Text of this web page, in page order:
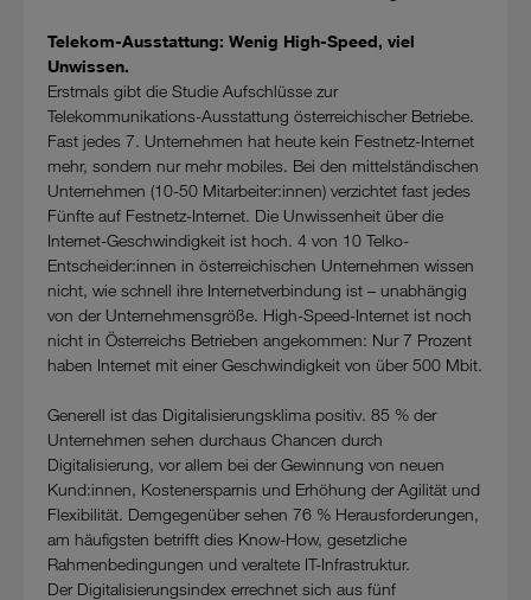
Telekom-Ausstattung: Wenig High-Speed, viel
Unwissen.
Erstmals gibt die Studie Aufschlüsse zur
Telekommunikations-Ausstattung österreichischer Betriebe.
Fast jedes 7. Unternehmen hat heute kein Festnetz-Internet
mehr, sondern nur mehr mobiles. Bei den mittelständischen
Unternehmen (10-50 Mitarbeiter:innen) verzichtet fast jedes
Fünfte auf Festnetz-Internet. Die Unwissenheit über die
Internet-Geschwindigkeit ist hoch. 4 von 10 Telko-
Entscheider:innen in österreichischen Unternehmen wissen
nicht, wie schnell ihre Internetverbindung ist – unabhängig
von der Unternehmensgröße. High-Speed-Internet ist noch
nicht in Österreichs Betrieben angekommen: Nur 7 Prozent
haben Internet mit einer Geschwindigkeit von über 500 Mbit.
Generell ist das Digitalisierungsklima positiv. 85 % der
Unternehmen sehen durchaus Chancen durch
Digitalisierung, vor allem bei der Gewinnung von neuen
Kund:innen, Kostenersparnis und Erhöhung der Agilität und
Flexibilität. Demgegenüber sehen 76 % Herausforderungen,
am häufigsten betrifft dies Know-How, gesetzliche
Rahmenbedingungen und veraltete IT-Infrastruktur.
Der Digitalisierungsindex errechnet sich aus fünf